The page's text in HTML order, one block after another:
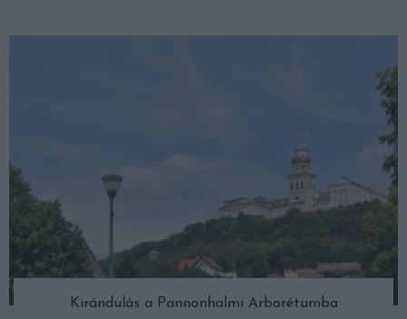
Kirándulás a Pannonhalmi Arborétumba